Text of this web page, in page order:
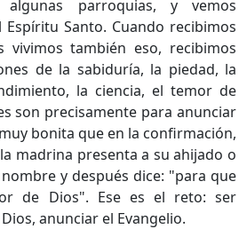
algunas parroquias, y vemos
Santo. Cuando recibimos
vivimos también eso, recibimos
de la sabiduría, la piedad, la
la ciencia, el temor de
son precisamente para anunciar
bonita que en la confirmación,
madrina presenta a su ahijado o
y después dice: "para que
de Dios". Ese es el reto: ser
anunciar el Evangelio.